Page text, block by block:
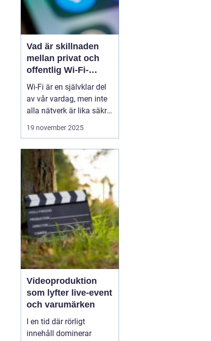
Vad är skillnaden
mellan privat och
offentlig Wi-Fi-
säkerhet?
Wi-Fi är en självklar del
av vår vardag, men inte
alla nätverk är lika säkra.
Privata nätverk hemma
över vilka som får
ansluta, medan
offentliga Wi-Fi-nät...
19 november 2025
Videoproduktion
som lyfter live-event
och varumärken
I en tid där rörligt
innehåll dominerar